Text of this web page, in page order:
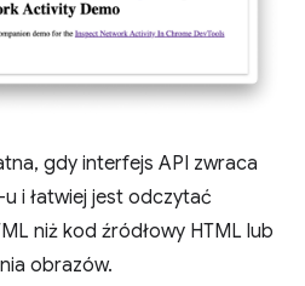
gdy interfejs API zwraca
i łatwiej jest odczytać
niż kod źródłowy HTML lub
obrazów.